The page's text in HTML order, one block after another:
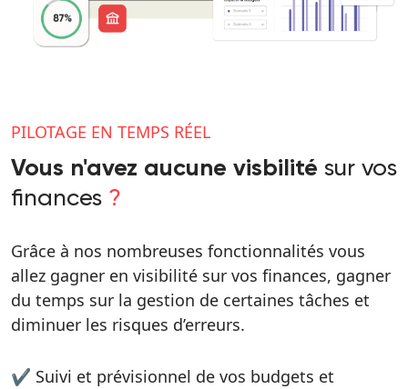
PILOTAGE EN TEMPS RÉEL
Vous n'avez aucune visbilité sur vos
finances ?
Grâce à nos nombreuses fonctionnalités vous
allez gagner en visibilité sur vos finances, gagner
du temps sur la gestion de certaines tâches et
diminuer les risques d’erreurs.
✔️ Suivi et prévisionnel de vos budgets et